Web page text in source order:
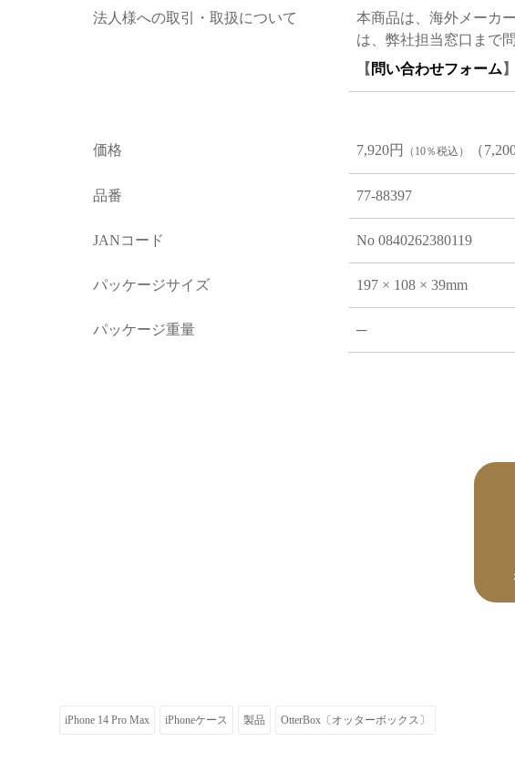
法人様への取引・取扱について
本商品は、海外メーカ
は、弊社担当窓口まで
【 問い合わせフォーム 】
価格 7,920円 （10％税込） （
品番 77-88397
JANコード No 0840262380119
パッケージサイズ 197 × 108 × 39mm
パッケージ重量 ─
iPhone 14 Pro Max iPhoneケース 製品 OtterBox〔オッターボックス〕